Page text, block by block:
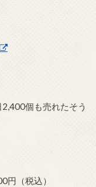
個も売れたそう
円（税込）